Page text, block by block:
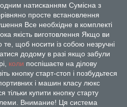
натисканням Сумісна з
просте встановлення
Все необхідне в комплекті
якість виготовлення Якщо ви
те, щоб носити із собою незручні
додому в разі якщо забули
коли поспішаєте на ділову
кнопку старт-стоп і позбудьтеся
і машин класу люкс
тільки купити кнопку старту
Внимание! Ця система